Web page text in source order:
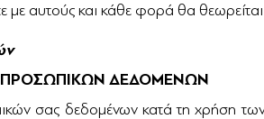
με αυτούς και κάθε φορά θα
ΔΕΔΟΜΕΝΩΝ
σας δεδομένων κατά τη χρήση των